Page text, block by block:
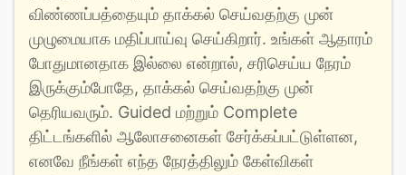
விண்ணப்பத்தையும் தாக்கல் செய்வதற்கு முன்
முழுமையாக மதிப்பாய்வு செய்கிறார். உங்கள் ஆதாரம்
போதுமானதாக இல்லை என்றால், சரிசெய்ய நேரம்
இருக்கும்போதே, தாக்கல் செய்வதற்கு முன்
தெரியவரும். Guided மற்றும் Complete
திட்டங்களில் ஆலோசனைகள் சேர்க்கப்பட்டுள்ளன,
எனவே நீங்கள் எந்த நேரத்திலும் கேள்விகள்